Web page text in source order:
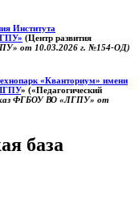
Института
(Центр развития
от 10.03.2026 г. №154-ОД)
«Кванториум» имени
» («Педагогический
ФГБОУ ВО «ЛГПУ» от
база